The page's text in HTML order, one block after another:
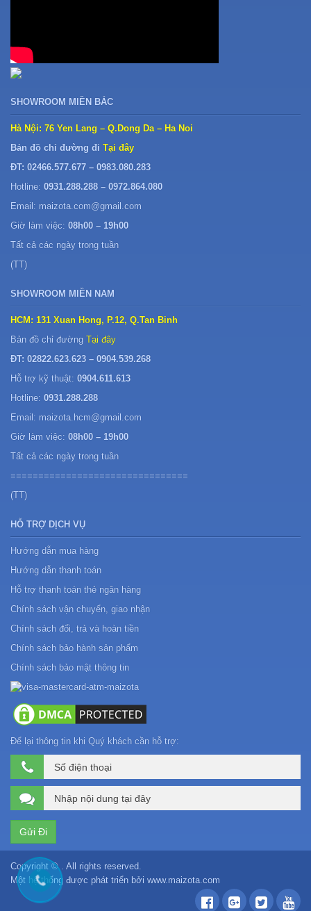
SHOWROOM MIỀN BẮC
Hà Nội: 76 Yen Lang – Q.Dong Da – Ha Noi
Bản đồ chỉ đường đi Tại đây
ĐT: 02466.577.677 – 0983.080.283
Hotline: 0931.288.288 – 0972.864.080
Email: maizota.com@gmail.com
Giờ làm việc: 08h00 – 19h00
Tất cả các ngày trong tuần
(TT)
SHOWROOM MIỀN NAM
HCM: 131 Xuan Hong, P.12, Q.Tan Binh
Bản đồ chỉ đường Tại đây
ĐT: 02822.623.623 – 0904.539.268
Hỗ trợ kỹ thuật: 0904.611.613
Hotline: 0931.288.288
Email: maizota.hcm@gmail.com
Giờ làm việc: 08h00 – 19h00
Tất cả các ngày trong tuần
================================
(TT)
HỖ TRỢ DỊCH VỤ
Hướng dẫn mua hàng
Hướng dẫn thanh toán
Hỗ trợ thanh toán thẻ ngân hàng
Chính sách vận chuyển, giao nhận
Chính sách đổi, trả và hoàn tiền
Chính sách bảo hành sản phẩm
Chính sách bảo mật thông tin
Để lại thông tin khi Quý khách cần hỗ trợ:
Copyright © . All rights reserved.
Một hệ thống được phát triển bởi www.maizota.com